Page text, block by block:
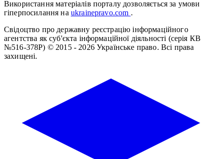
Використання матеріалів порталу дозволяється за умови
гіперпосилання на ukrainepravo.com .
Свідоцтво про державну реєстрацію інформаційного
агентства як суб'єкта інформаційної діяльності (серія КВ
№516-378Р) © 2015 - 2026 Українське право. Всі права
захищені.